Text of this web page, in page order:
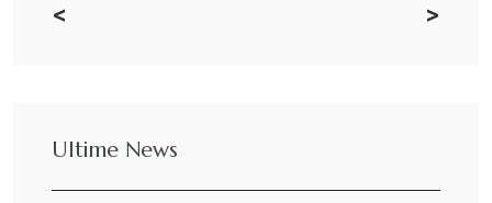
CBAM +
Deforestazione
< >
Ultime News